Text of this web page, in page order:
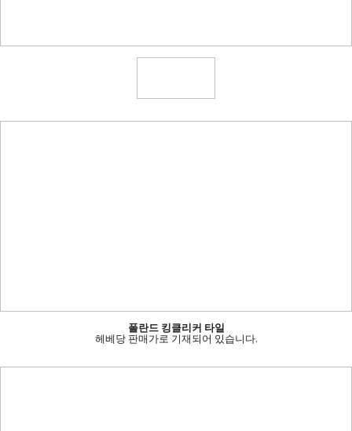
폴란드 킹클리커 타일
헤베당 판매가로 기재되어 있습니다.